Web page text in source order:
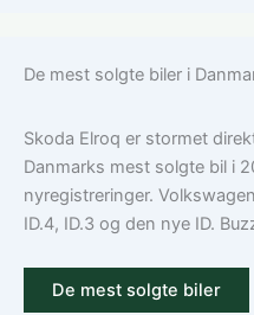
De mest solgte biler i
Skoda Elroq er stormet
Danmarks mest solgte bil i
nyregistreringer.
ID.4, ID.3 og den nye ID.
De mest solgte biler